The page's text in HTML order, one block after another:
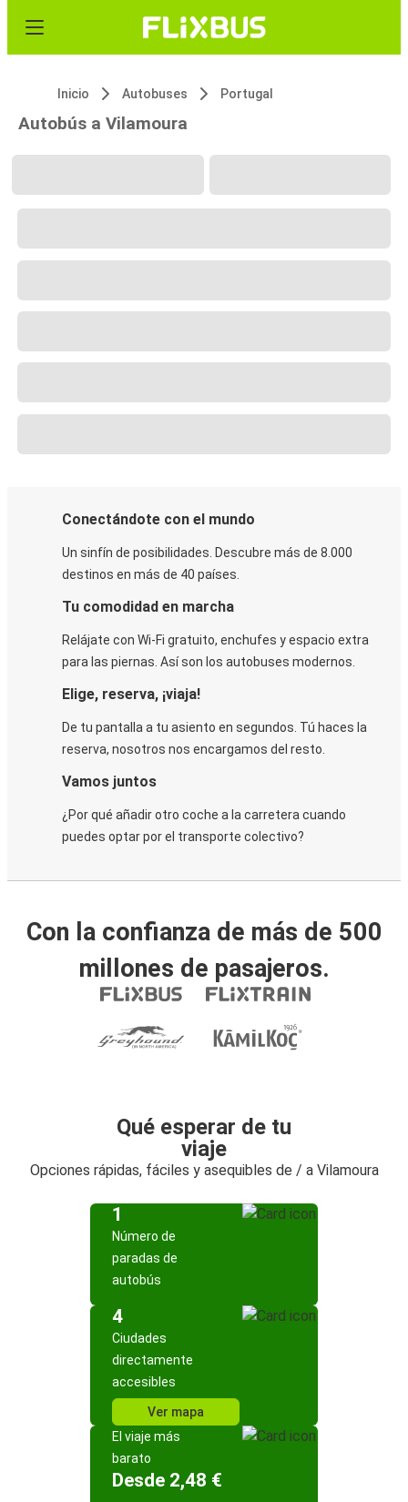
Inicio Autobuses Portugal
Autobús a Vilamoura
Conectándote con el mundo
Un sinfín de posibilidades. Descubre más de 8.000
destinos en más de 40 países.
Tu comodidad en marcha
Relájate con Wi-Fi gratuito, enchufes y espacio extra
para las piernas. Así son los autobuses modernos.
Elige, reserva, ¡viaja!
De tu pantalla a tu asiento en segundos. Tú haces la
reserva, nosotros nos encargamos del resto.
Vamos juntos
¿Por qué añadir otro coche a la carretera cuando
puedes optar por el transporte colectivo?
Con la confianza de más de 500
millones de pasajeros.
Qué esperar de tu
viaje
Opciones rápidas, fáciles y asequibles de / a Vilamoura
1
Número de
paradas de
autobús
4
Ciudades
directamente
accesibles
Ver mapa
El viaje más
barato
Desde 2,48 €